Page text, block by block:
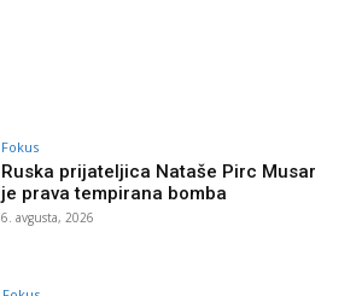
Fokus
Ruska prijateljica Nataše Pirc Musar
je prava tempirana bomba
6. avgusta, 2026